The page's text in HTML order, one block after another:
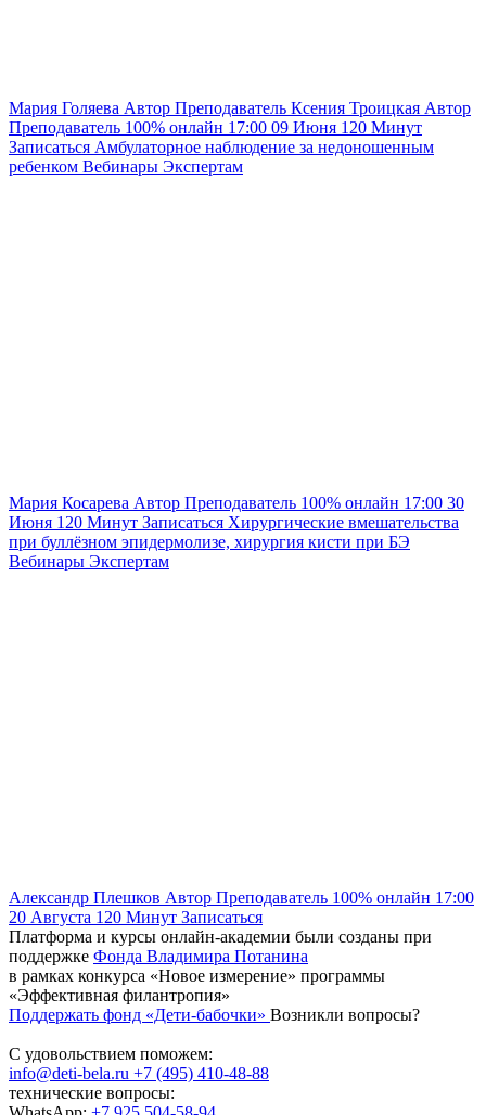
Мария Голяева Автор Преподаватель Ксения Троицкая Автор
Преподаватель 100% онлайн 17:00 09 Июня 120 Минут
Записаться Амбулаторное наблюдение за недоношенным
ребенком Вебинары Экспертам
Мария Косарева Автор Преподаватель 100% онлайн 17:00 30
Июня 120 Минут Записаться Хирургические вмешательства
при буллёзном эпидермолизе, хирургия кисти при БЭ
Вебинары Экспертам
Александр Плешков Автор Преподаватель 100% онлайн 17:00
20 Августа 120 Минут Записаться
Платформа и курсы онлайн-академии были созданы при
поддержке Фонда Владимира Потанина
в рамках конкурса «Новое измерение» программы
«Эффективная филантропия»
Поддержать фонд «Дети-бабочки» Возникли вопросы?
С удовольствием поможем:
info@deti-bela.ru +7 (495) 410-48-88
технические вопросы: